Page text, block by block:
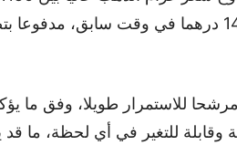
مستويات قياسية قاربت 1450 درهما في وقت
مرشحا للاستمرار طويلا، وفق ما
وقابلة للتغير في أي لحظة، ما